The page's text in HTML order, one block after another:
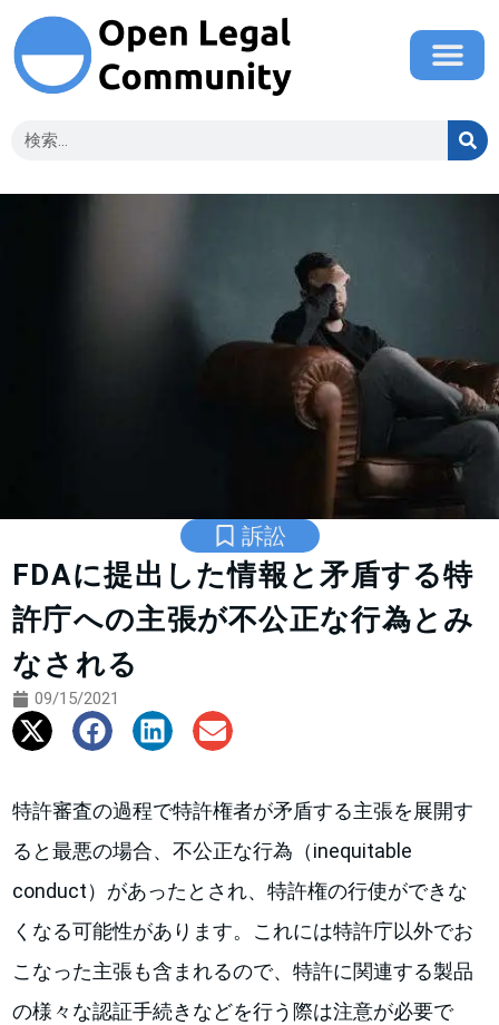
訴訟
FDAに提出した情報と矛盾する特
許庁への主張が不公正な行為とみ
なされる
09/15/2021
特許審査の過程で特許権者が矛盾する主張を展開す
ると最悪の場合、不公正な行為（inequitable
conduct）があったとされ、特許権の行使ができな
くなる可能性があります。これには特許庁以外でお
こなった主張も含まれるので、特許に関連する製品
の様々な認証手続きなどを行う際は注意が必要で